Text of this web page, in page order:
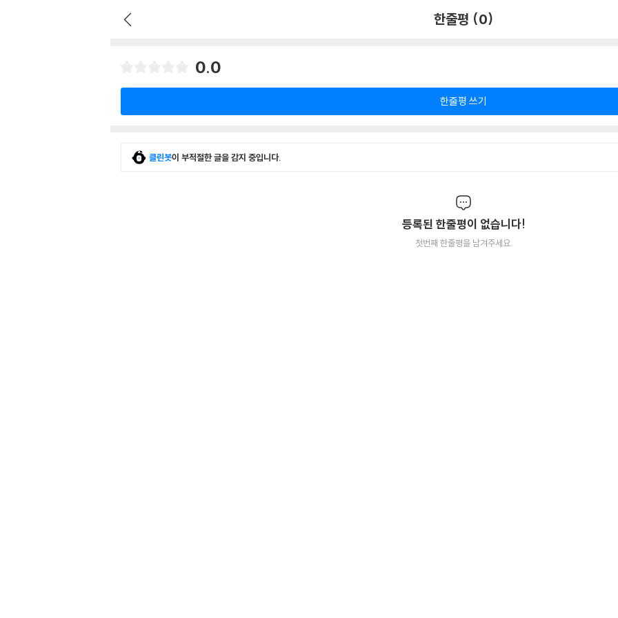
한줄평 (0)
0.0
한줄평 쓰기
클린봇이 부적절한 글을 감지 중입니다.
등록된 한줄평이 없습니다!
첫번째 한줄평을 남겨주세요.